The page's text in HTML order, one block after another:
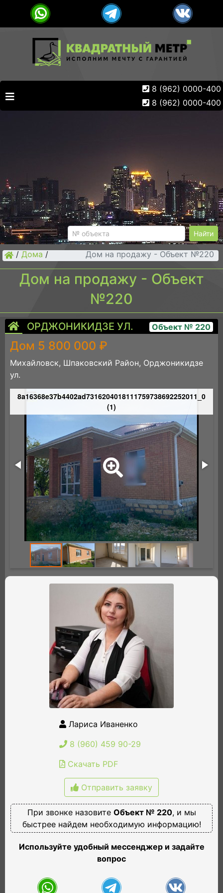
8 (962) 0000-400
8 (962) 0000-400
Найти
/ Дома / Дом на продажу - Объект №220
Дом на продажу - Объект
№220
ОРДЖОНИКИДЗЕ УЛ. Объект № 220
Дом 5 800 000 ₽
Михайловск, Шпаковский Район, Орджоникидзе
ул.
8a16368e37b4402ad7316204018111759738692252011_0
(1)
Лариса Иваненко
8 (960) 459 90-29
Скачать PDF
Отправить заявку
При звонке назовите Объект № 220, и мы
быстрее найдем необходимую информацию!
Используйте удобный мессенджер и задайте
вопрос